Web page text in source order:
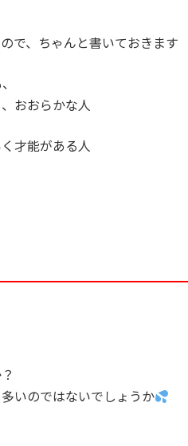
で、ちゃんと書いておきます
おおらかな人
才能がある人
いのではないでしょうか